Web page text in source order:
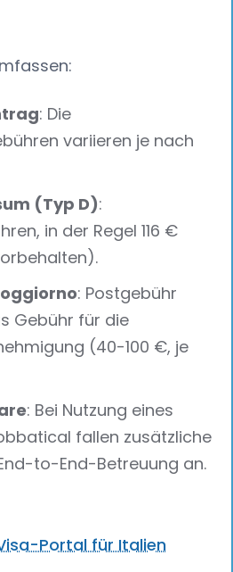
: Die
variieren je nach
(Typ D):
in der Regel 116 €
: Postgebühr
Gebühr für die
(40-100 €, je
: Bei Nutzung eines
fallen zusätzliche
to-End-Betreuung an.
Portal für Italien